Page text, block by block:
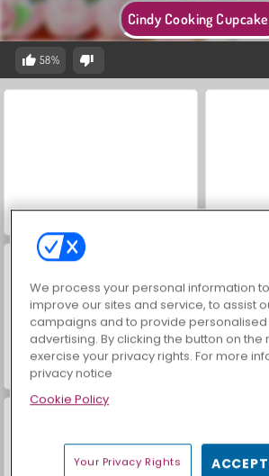
Cindy Cooking
58%
Büyük Mahjong Eşleme
We process your personal information
improve our sites and service, to assist
campaigns and to provide
advertising. By clicking the button on the
exercise your privacy rights. For more
privacy notice
Cookie Policy
Your Privacy Rights